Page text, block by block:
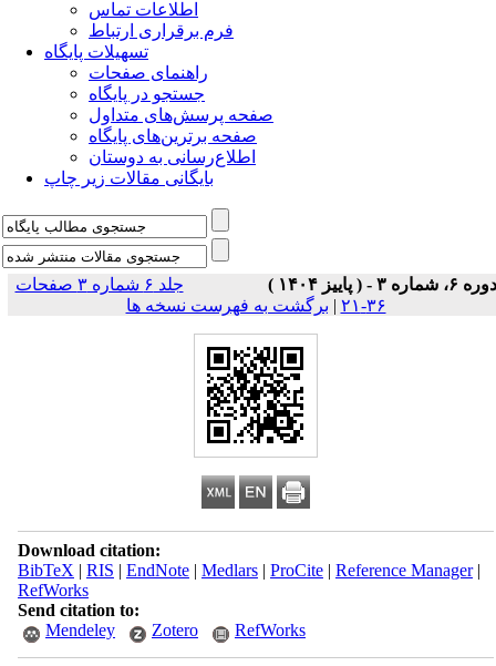
اطلاعات تماس
فرم برقراری ارتباط
تسهیلات پایگاه
راهنمای صفحات
جستجو در پایگاه
صفحه پرسش‌های متداول
صفحه برترین‌های پایگاه
اطلاع‌رسانی به دوستان
بایگانی مقالات زیر چاپ
دوره ۶، شماره ۳ - ( پاییز ۱۴۰۴ )
جلد ۶ شماره ۳ صفحات
۳۶-۲۱
| برگشت به فهرست نسخه ها
Download citation:
BibTeX | RIS | EndNote| Medlars| ProCite| Reference Manager|
RefWorks
Send citation to:
Mendeley
Zotero RefWorks